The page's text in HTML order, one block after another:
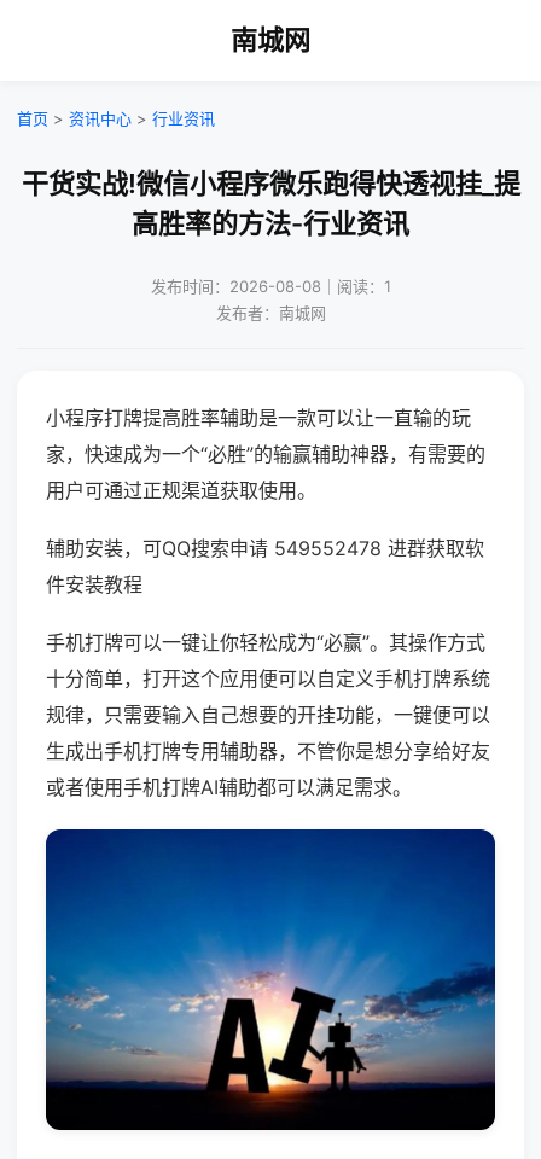
南城网
首页 > 资讯中心 > 行业资讯
干货实战!微信小程序微乐跑得快透视挂_提
高胜率的方法-行业资讯
发布时间：2026-08-08｜阅读：1
发布者：南城网
小程序打牌提高胜率辅助是一款可以让一直输的玩
家，快速成为一个“必胜”的输赢辅助神器，有需要的
用户可通过正规渠道获取使用。
辅助安装，可QQ搜索申请 549552478 进群获取软
件安装教程
手机打牌可以一键让你轻松成为“必赢”。其操作方式
十分简单，打开这个应用便可以自定义手机打牌系统
规律，只需要输入自己想要的开挂功能，一键便可以
生成出手机打牌专用辅助器，不管你是想分享给好友
或者使用手机打牌AI辅助都可以满足需求。